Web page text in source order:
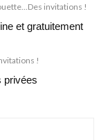
invitations !
et gratuitement
!
privées